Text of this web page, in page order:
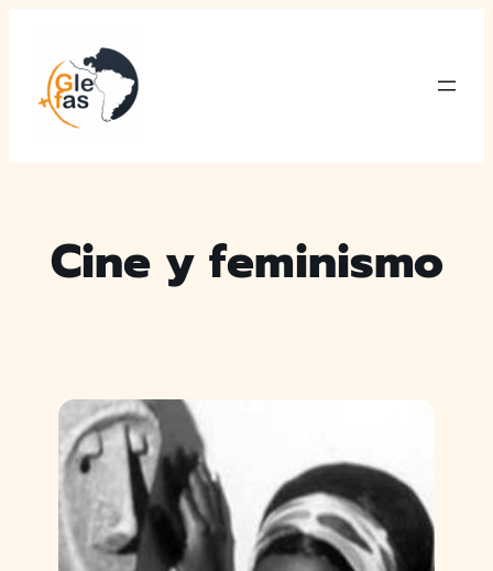
contenido
Cine y feminismo